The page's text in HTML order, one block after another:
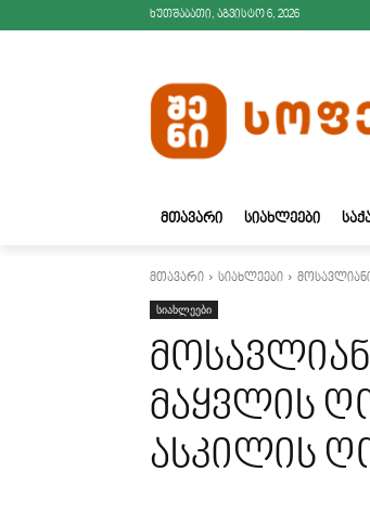
ხუთშაბათი, აგვისტო 6, 2026
ᲛᲗᲐᲕᲐᲠᲘ ᲡᲘᲐᲮᲚᲔᲔᲑᲘ
მთავარი სიახლეები
სიახლეები
მაყვლის
ასკილის